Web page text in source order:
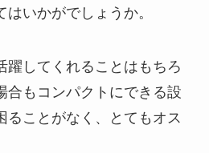
いかがでしょうか。
躍してくれることはもちろ
合もコンパクトにできる設
ることがなく、とてもオス